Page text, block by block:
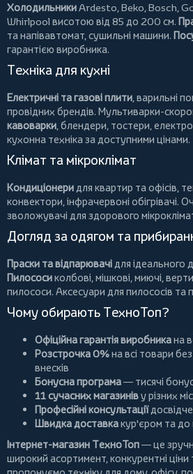
ХолодильникиArdesto,Beko,Bosch,
Whirlpool висотою від 85 до 200 см.
та напівавтомат,сушильні машини.
гарантією виробника.
Техніка для кухні
Електричні та газові плити, варильні
провідних брендів. Мультиварки-
кавоварки,блендери, тостери,
кухонна техніка за доступними цінами.
Клімат та мікроклімат
Кондиціонеридля квартир та офісів,
конвектори,інфрачервоні обігрівачі.
зволожувачі для здорового
Догляд за одягом та
Праски та відпарювачідля ідеального
Пилососиколбові,мішкові,миючі,
пилососи. Аксесуари для пилососів та
Чому обирають ТехноТоп?
Офіційна гарантія виробникана
Розстрочка 0%на всі товари
внесків
Бонусна програма— тисячі
11 сучасних магазиніву різних
Професійні консультації
Швидка доставкакур'єром та до
Інтернет-магазин ТехноТоп— це
широкий асортимент, конкурентні ціни